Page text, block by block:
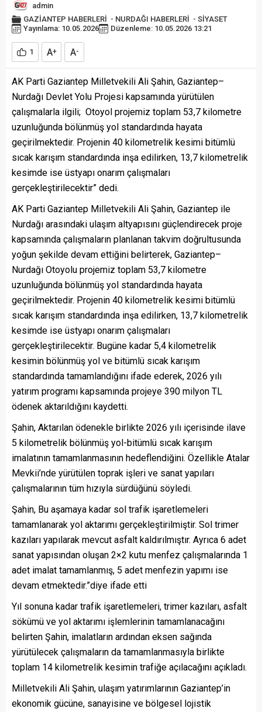
admin
GAZİANTEP HABERLERİ - NURDAĞI HABERLERİ - SİYASET
Yayınlama: 10.05.2026
Düzenleme: 10.05.2026 13:21
1 A+ A-
AK Parti Gaziantep Milletvekili Ali Şahin, Gaziantep–
Nurdağı Devlet Yolu Projesi kapsamında yürütülen
çalışmalarla ilgili; Otoyol projemiz toplam 53,7 kilometre
uzunluğunda bölünmüş yol standardında hayata
geçirilmektedir. Projenin 40 kilometrelik kesimi bitümlü
sıcak karışım standardında inşa edilirken, 13,7 kilometrelik
kesimde ise üstyapı onarım çalışmaları
gerçekleştirilecektir” dedi.
AK Parti Gaziantep Milletvekili Ali Şahin, Gaziantep ile
Nurdağı arasındaki ulaşım altyapısını güçlendirecek proje
kapsamında çalışmaların planlanan takvim doğrultusunda
yoğun şekilde devam ettiğini belirterek, Gaziantep–
Nurdağı Otoyolu projemiz toplam 53,7 kilometre
uzunluğunda bölünmüş yol standardında hayata
geçirilmektedir. Projenin 40 kilometrelik kesimi bitümlü
sıcak karışım standardında inşa edilirken, 13,7 kilometrelik
kesimde ise üstyapı onarım çalışmaları
gerçekleştirilecektir. Bugüne kadar 5,4 kilometrelik
kesimin bölünmüş yol ve bitümlü sıcak karışım
standardında tamamlandığını ifade ederek, 2026 yılı
yatırım programı kapsamında projeye 390 milyon TL
ödenek aktarıldığını kaydetti.
Şahin, Aktarılan ödenekle birlikte 2026 yılı içerisinde ilave
5 kilometrelik bölünmüş yol-bitümlü sıcak karışım
imalatının tamamlanmasının hedeflendiğini. Özellikle Atalar
Mevkii’nde yürütülen toprak işleri ve sanat yapıları
çalışmalarının tüm hızıyla sürdüğünü söyledi.
Şahin, Bu aşamaya kadar sol trafik işaretlemeleri
tamamlanarak yol aktarımı gerçekleştirilmiştir. Sol trimer
kazıları yapılarak mevcut asfalt kaldırılmıştır. Ayrıca 6 adet
sanat yapısından oluşan 2×2 kutu menfez çalışmalarında 1
adet imalat tamamlanmış, 5 adet menfezin yapımı ise
devam etmektedir.”diye ifade etti
Yıl sonuna kadar trafik işaretlemeleri, trimer kazıları, asfalt
sökümü ve yol aktarımı işlemlerinin tamamlanacağını
belirten Şahin, imalatların ardından eksen sağında
yürütülecek çalışmaların da tamamlanmasıyla birlikte
toplam 14 kilometrelik kesimin trafiğe açılacağını açıkladı.
Milletvekili Ali Şahin, ulaşım yatırımlarının Gaziantep’in
ekonomik gücüne, sanayisine ve bölgesel lojistik